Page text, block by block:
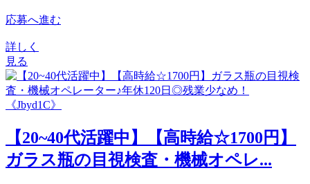
応募へ進む
詳しく
見る
【20~40代活躍中】【高時給☆1700円】
ガラス瓶の目視検査・機械オペレ...